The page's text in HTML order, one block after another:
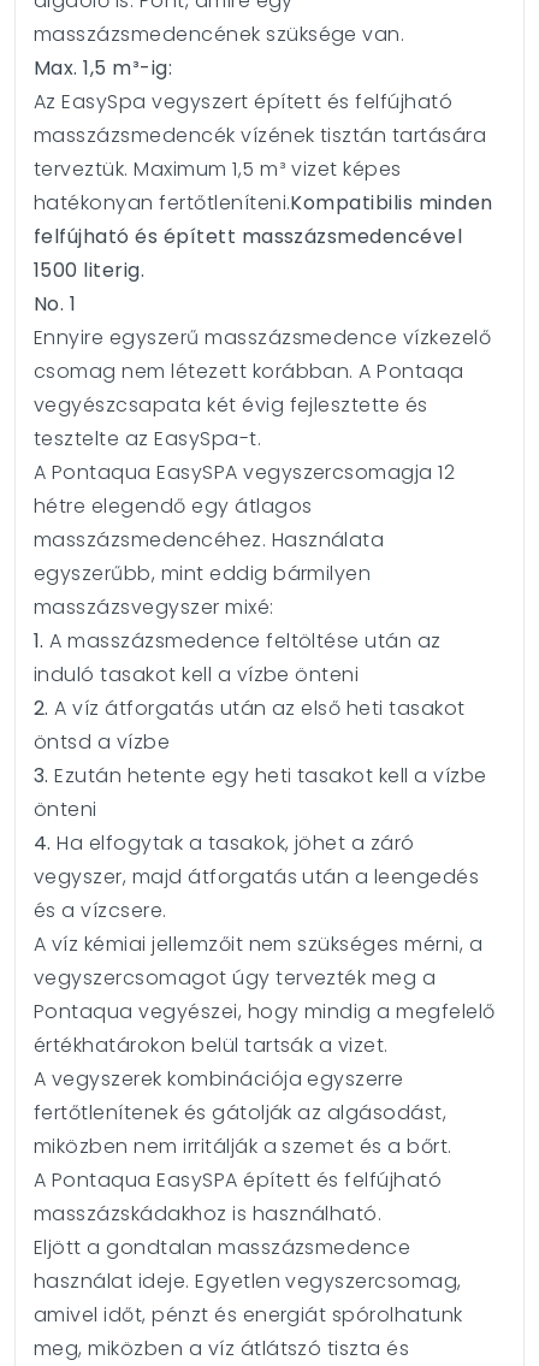
masszázsmedencének szüksége van.
Max. 1,5 m³-ig:
Az EasySpa vegyszert épített és felfújható
masszázsmedencék vízének tisztán tartására
terveztük. Maximum 1,5 m³ vizet képes
hatékonyan fertőtleníteni.Kompatibilis minden
felfújható és épített masszázsmedencével
1500 literig.
No. 1
Ennyire egyszerű masszázsmedence vízkezelő
csomag nem létezett korábban. A Pontaqa
vegyészcsapata két évig fejlesztette és
tesztelte az EasySpa-t.
A Pontaqua EasySPA vegyszercsomagja 12
hétre elegendő egy átlagos
masszázsmedencéhez. Használata
egyszerűbb, mint eddig bármilyen
masszázsvegyszer mixé:
1.A masszázsmedence feltöltése után az
induló tasakot kell a vízbe önteni
2.A víz átforgatás után az első heti tasakot
öntsd a vízbe
3.Ezután hetente egy heti tasakot kell a vízbe
önteni
4.Ha elfogytak a tasakok, jöhet a záró
vegyszer, majd átforgatás után a leengedés
és a vízcsere.
A víz kémiai jellemzőit nem szükséges mérni, a
vegyszercsomagot úgy tervezték meg a
Pontaqua vegyészei, hogy mindig a megfelelő
értékhatárokon belül tartsák a vizet.
A vegyszerek kombinációja egyszerre
fertőtlenítenek és gátolják az algásodást,
miközben nem irritálják a szemet és a bőrt.
A Pontaqua EasySPA épített és felfújható
masszázskádakhoz is használható.
Eljött a gondtalan masszázsmedence
használat ideje. Egyetlen vegyszercsomag,
amivel időt, pénzt és energiát spórolhatunk
meg, miközben a víz átlátszó tiszta és